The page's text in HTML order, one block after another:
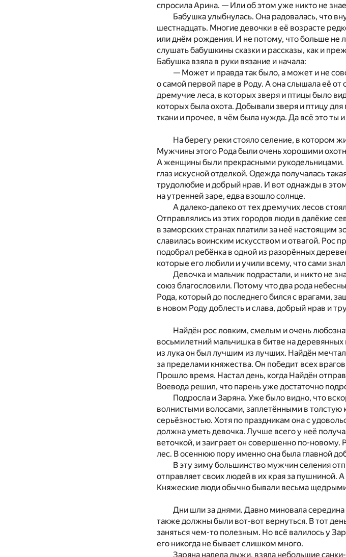
спросила Арина. — Или об этом уже никто не
Бабушка улыбнулась. Она радовалась, что
шестнадцать. Многие девочки в её возрасте
или днём рождения. И не потому, что больше не
слушать бабушкины сказки и рассказы, как и
Бабушка взяла в руки вязание и начала:
— Может и правда так было, а может и не
о самой первой паре в Роду. А она слышала её от
дремучие леса, в которых зверя и птицы было
которых была охота. Добывали зверя и птицу
ткани и прочее, в чём была нужда. Да всё это ты
На берегу реки стояло селение, в котором
Мужчины этого Рода были очень хорошими
А женщины были прекрасными рукодельницами.
глаз искусной отделкой. Одежда получалась
трудолюбие и добрый нрав. И вот однажды в
на утренней заре, едва взошло солнце.
А далеко-далеко от тех дремучих лесов
Отправлялись из этих городов люди в далёкие
в заморских странах платили за неё настоящим
славилась воинским искусством и отвагой. Рос
подобрал ребёнка в одной из разорённых
которые его любили и учили всему, что сами
Девочка и мальчик подрастали, и никто не
союз благословили. Потому что два рода
Рода, который до последнего бился с врагами,
в новом Роду доблесть и слава, добрый нрав и
Найдён рос ловким, смелым и очень
восьмилетний мальчишка в битве на
из лука он был лучшим из лучших. Найдён
за пределами княжества. Он победит всех
Прошло время. Настал день, когда Найдён
Воевода решил, что парень уже достаточно
Подросла и Заряна. Уже было видно, что
волнистыми волосами, заплетёнными в толстую
серьёзностью. Хотя по праздникам она с
должна уметь девочка. Лучше всего у неё
веточкой, и заиграет он совершенно по-новому.
лес. В осеннюю пору именно она была главной
В эту зиму большинство мужчин селения
отправляет своих людей в их края за
Княжеские люди обычно бывали весьма
Дни шли за днями. Давно миновала
также должны были вот-вот вернуться. В тот
заняться чем-то полезным. Но всё валилось у
его никогда не бывает слишком много.
Заряна надела лыжи, взяла небольшие